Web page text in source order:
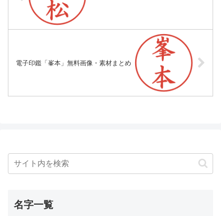
電子印鑑「峯本」無料画像・素材まとめ
名字一覧